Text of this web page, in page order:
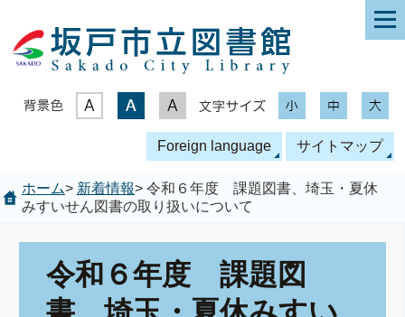
文字サイズ
表示色
Foreign language サイトマップ
ホーム> 新着情報> 令和６年度 課題図書、埼玉・夏休
みすいせん図書の取り扱いについて
令和６年度 課題図